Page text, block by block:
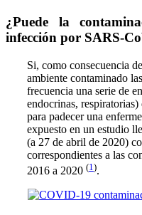
¿Puede la
infección por SARS-
Si, como consecuencia
ambiente contaminado
frecuencia una serie de
endocrinas,
para padecer una
expuesto en un estudio
(a 27 de abril de 2020)
correspondientes a las
2016 a 2020 (1 ).